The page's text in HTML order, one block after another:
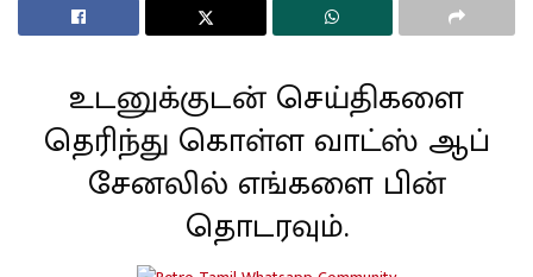
உடனுக்குடன் செய்திகளை
தெரிந்து கொள்ள வாட்ஸ் ஆப்
சேனலில் எங்களை பின்
தொடரவும்.